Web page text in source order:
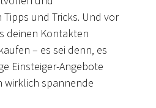
und Tricks. Und vor
deinen Kontakten
– es sei denn, es
Einsteiger-Angebote
wirklich spannende